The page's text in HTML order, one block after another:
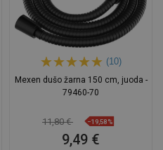
(10)
Mexen dušo žarna 150 cm, juoda -
79460-70
11,80 € −19,58%
9,49 €